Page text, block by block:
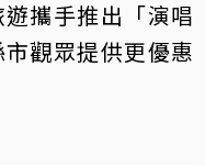
攜手推出「演唱
觀眾提供更優惠